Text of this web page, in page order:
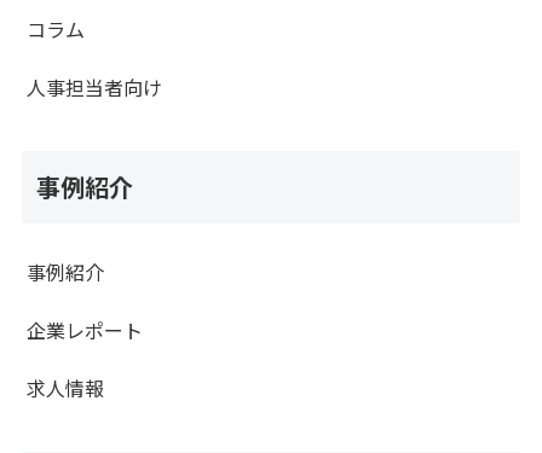
コラム
人事担当者向け
事例紹介
事例紹介
企業レポート
求人情報